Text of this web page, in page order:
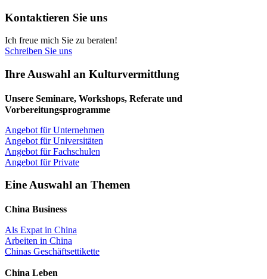
Kontaktieren Sie uns
Ich freue mich Sie zu beraten!
Schreiben Sie uns
Ihre Auswahl an Kulturvermittlung
Unsere Seminare, Workshops, Referate und
Vorbereitungsprogramme
Angebot für Unternehmen
Angebot für Universitäten
Angebot für Fachschulen
Angebot für Private
Eine Auswahl an Themen
China Business
Als Expat in China
Arbeiten in China
Chinas Geschäftsettikette
China Leben